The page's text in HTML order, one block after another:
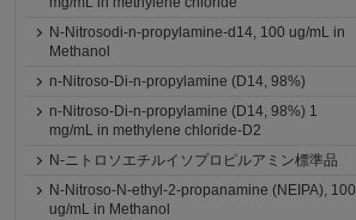
N-Nitrosodi-n-propylamine-d14, 100 ug/mL in
Methanol
n-Nitroso-Di-n-propylamine (D14, 98%)
n-Nitroso-Di-n-propylamine (D14, 98%) 1
mg/mL in methylene chloride-D2
N-ニトロソエチルイソプロピルアミン標準品
N-Nitroso-N-ethyl-2-propanamine (NEIPA), 100
ug/mL in Methanol